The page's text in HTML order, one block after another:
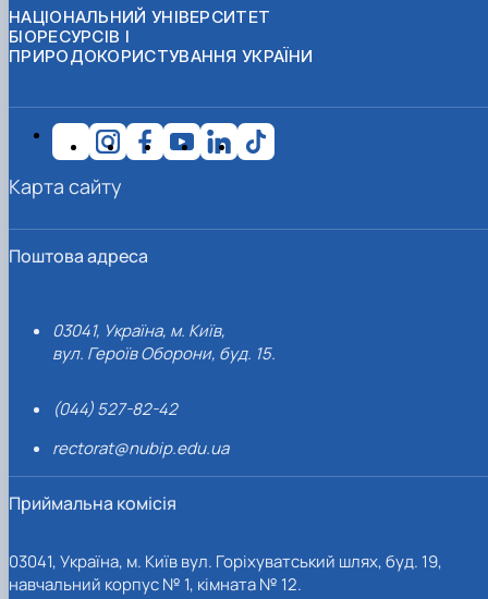
НАЦІОНАЛЬНИЙ УНІВЕРСИТЕТ
БІОРЕСУРСІВ І
ПРИРОДОКОРИСТУВАННЯ УКРАЇНИ
Поштова адреса
03041, Україна, м. Київ,
вул. Героїв Оборони, буд. 15.
(044) 527-82-42
rectorat@nubip.edu.ua
Приймальна комісія
03041, Україна, м. Київ вул. Горіхуватський шлях, буд. 19,
навчальний корпус № 1, кімната № 12.
Карта сайту